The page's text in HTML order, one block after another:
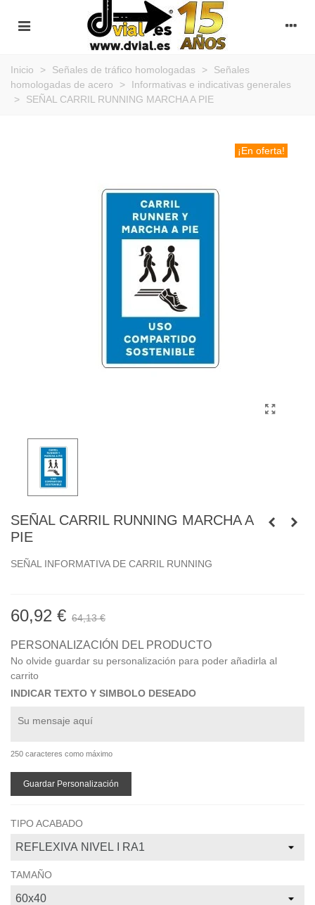
Inicio > Señales de tráfico homologadas >
Señales
homologadas de acero
>
Informativas e indicativas generales
>
SEÑAL CARRIL RUNNING MARCHA A PIE
¡En oferta!
SEÑAL CARRIL RUNNING MARCHA A
PIE
SEÑAL INFORMATIVA DE CARRIL RUNNING
60,92 € 64,13 €
PERSONALIZACIÓN DEL PRODUCTO
No olvide guardar su personalización para poder añadirla al
carrito
INDICAR TEXTO Y SIMBOLO DESEADO
250 caracteres como máximo
Guardar Personalización
TIPO ACABADO
TAMAÑO